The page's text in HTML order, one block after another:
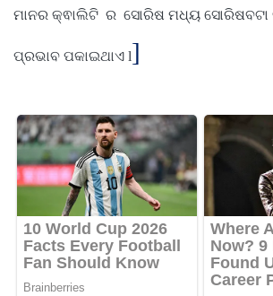
ମାନର କ୍ଵାଲିଟି ର ସୋରିଷ ମଧ୍ୟ ସୋରିଷବଟା
ପ୍ରଭାବ ପକାଇଥାଏ l]